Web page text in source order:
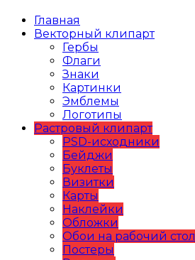
Главная
Векторный клипарт
Гербы
Флаги
Знаки
Картинки
Эмблемы
Логотипы
Растровый клипарт
PSD-исходники
Бейджи
Буклеты
Визитки
Карты
Наклейки
Обложки
Обои на рабочий стол
Постеры